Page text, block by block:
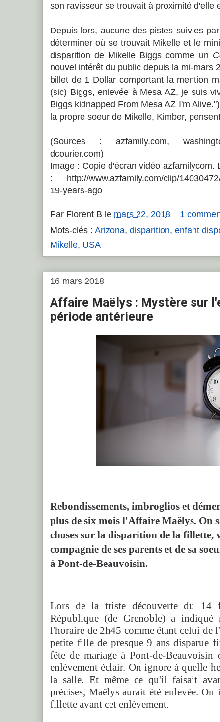
son ravisseur se trouvait à proximité d'elle
Depuis lors, aucune des pistes suivies
déterminer où se trouvait Mikelle et le
disparition de Mikelle Biggs comme un
nouvel intérêt du public depuis la mi-mars
billet de 1 Dollar comportant la mention
(sic) Biggs, enlevée à Mesa AZ, je suis
Biggs kidnapped From Mesa AZ I'm
la propre soeur de Mikelle, Kimber,
(Sources : azfamily.com,
dcourier.com)
Image : Copie d'écran vidéo azfamilycom.
: http://www.azfamily.com/clip/
19-years-ago
Par Florent B le mars 22, 2018
1
Mots-clés : Arizona, disparition, enfant
Mikelle, USA
16 mars 2018
Affaire Maëlys : Mystère sur
période antérieure
Rebondissements, imbroglios et
plus de six mois l'Affaire Maëlys. On
choses sur la disparition de la fillette,
compagnie de ses parents et de sa
à Pont-de-Beauvoisin.
Lors de la triste découverte du 14
République (de Grenoble) a
l'horaire de 2h45 comme étant celui de
petite fille de presque 9 ans disparue
fête de mariage à Pont-de-
enlèvement éclair. On ignore à quelle
la salle. Et même ce qu'il faisait
précises, Maëlys aurait été enlevée.
fillette avant cet enlèvement.